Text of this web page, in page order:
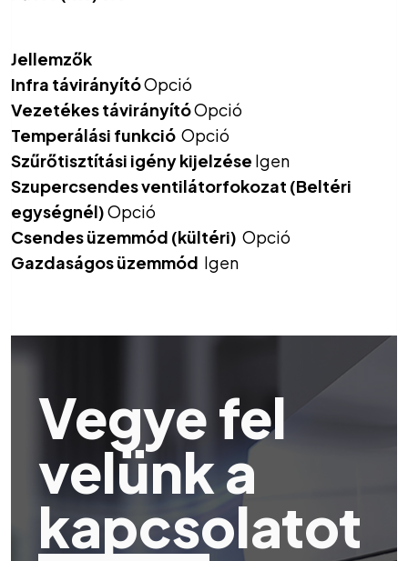
Jellemzők
Infra távirányítóOpció
Vezetékes távirányítóOpció
Temperálási funkció Opció
Szűrőtisztítási igény kijelzése Igen
Szupercsendes ventilátorfokozat (Beltéri
egységnél)Opció
Csendes üzemmód (kültéri) Opció
Gazdaságos üzemmód Igen
Vegye fel
velünk a
kapcsolatot